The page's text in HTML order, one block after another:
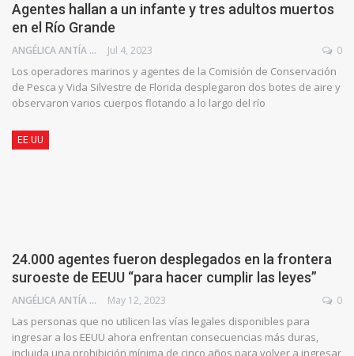
Agentes hallan a un infante y tres adultos muertos
en el Río Grande
ANGÉLICA ANTÍA AZUAJE Jul 4, 2023 0
Los operadores marinos y agentes de la Comisión de Conservación
de Pesca y Vida Silvestre de Florida desplegaron dos botes de aire y
observaron varios cuerpos flotando a lo largo del río
EE.UU
24.000 agentes fueron desplegados en la frontera
suroeste de EEUU “para hacer cumplir las leyes”
ANGÉLICA ANTÍA AZUAJE May 12, 2023 0
Las personas que no utilicen las vías legales disponibles para
ingresar a los EEUU ahora enfrentan consecuencias más duras,
incluida una prohibición mínima de cinco años para volver a ingresar